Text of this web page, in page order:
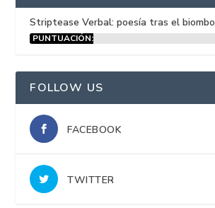
Striptease Verbal: poesía tras el biombo
PUNTUACIÓN:
FOLLOW US
FACEBOOK
TWITTER